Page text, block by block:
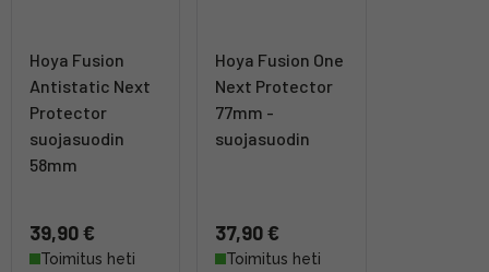
Hoya Fusion
Antistatic Next
Protector
suojasuodin
58mm
39,90 €
Toimitus heti
Hoya Fusion One
Next Protector
77mm -
suojasuodin
37,90 €
Toimitus heti